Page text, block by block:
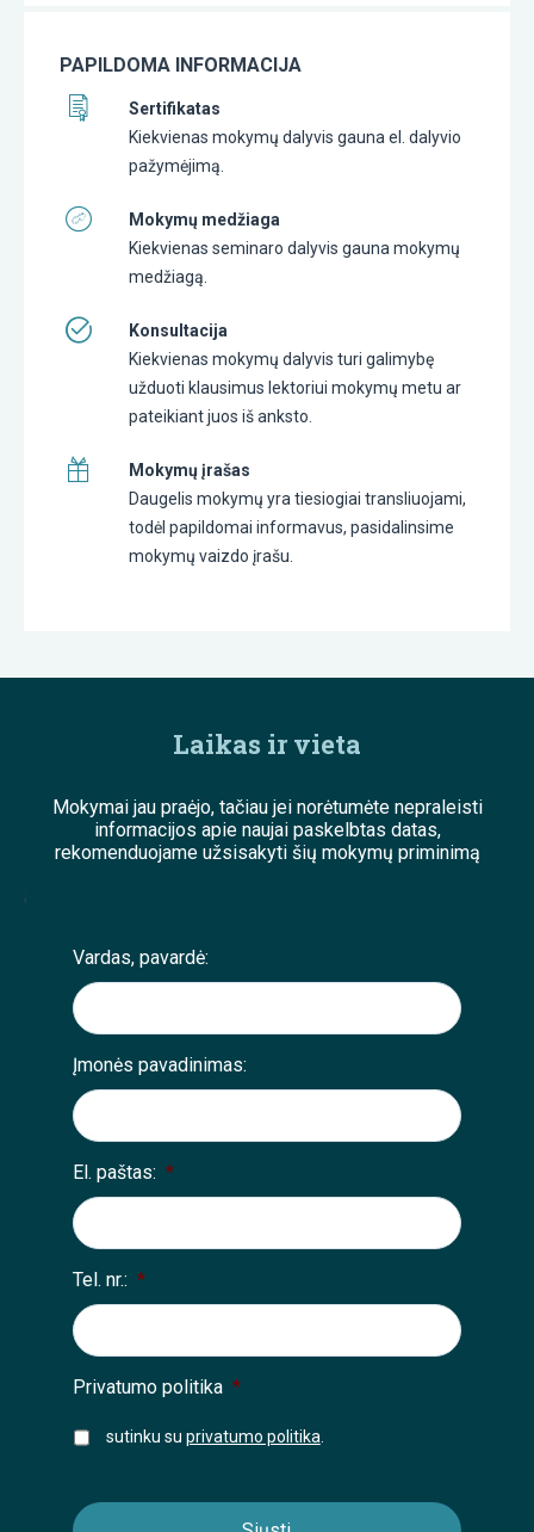
PAPILDOMA INFORMACIJA
Sertifikatas
Kiekvienas mokymų dalyvis gauna el. dalyvio
pažymėjimą.
Mokymų medžiaga
Kiekvienas seminaro dalyvis gauna mokymų
medžiagą.
Konsultacija
Kiekvienas mokymų dalyvis turi galimybę
užduoti klausimus lektoriui mokymų metu ar
pateikiant juos iš anksto.
Mokymų įrašas
Daugelis mokymų yra tiesiogiai transliuojami,
todėl papildomai informavus, pasidalinsime
mokymų vaizdo įrašu.
Laikas ir vieta
Mokymai jau praėjo, tačiau jei norėtumėte nepraleisti
informacijos apie naujai paskelbtas datas,
rekomenduojame užsisakyti šių mokymų priminimą
;
Vardas, pavardė:
Įmonės pavadinimas:
El. paštas: *
Tel. nr.: *
Privatumo politika *
sutinku su privatumo politika